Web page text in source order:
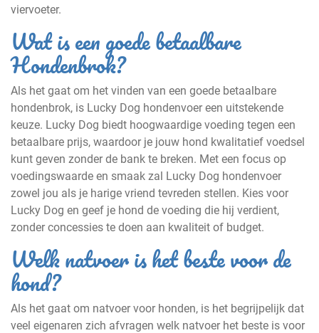
viervoeter.
Wat is een goede betaalbare
Hondenbrok?
Als het gaat om het vinden van een goede betaalbare
hondenbrok, is Lucky Dog hondenvoer een uitstekende
keuze. Lucky Dog biedt hoogwaardige voeding tegen een
betaalbare prijs, waardoor je jouw hond kwalitatief voedsel
kunt geven zonder de bank te breken. Met een focus op
voedingswaarde en smaak zal Lucky Dog hondenvoer
zowel jou als je harige vriend tevreden stellen. Kies voor
Lucky Dog en geef je hond de voeding die hij verdient,
zonder concessies te doen aan kwaliteit of budget.
Welk natvoer is het beste voor de
hond?
Als het gaat om natvoer voor honden, is het begrijpelijk dat
veel eigenaren zich afvragen welk natvoer het beste is voor